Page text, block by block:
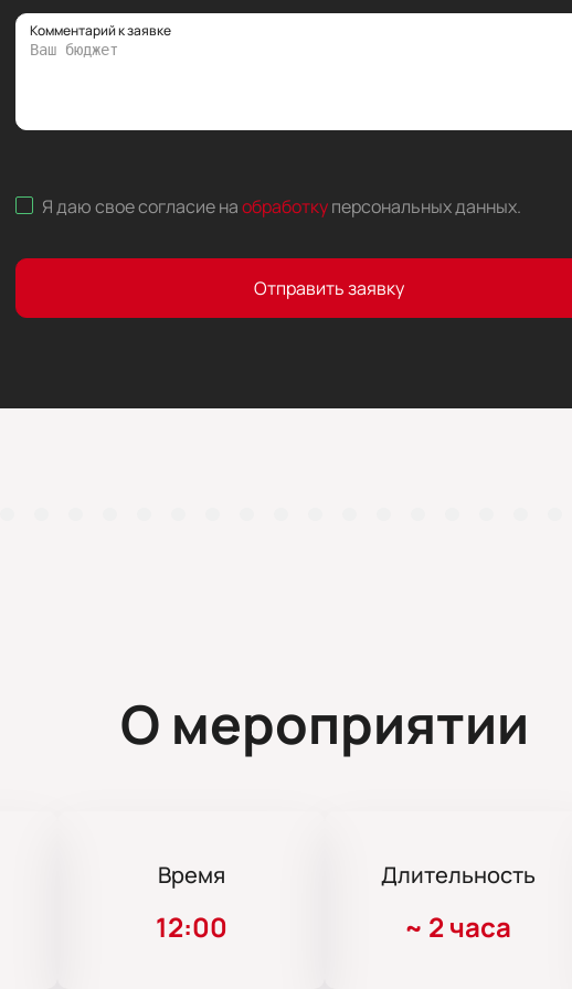
Комментарий к заявке
Я даю свое согласие наобработку персональных данных.
Отправить заявку
О мероприятии
Время
12:00
Длительность
~ 2 часа